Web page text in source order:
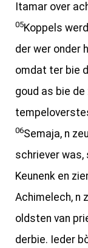
Itamar over
05Koppels
der wer onder
omdat ter bie
goud as bie
06Semaja, n
schriever was,
Keunenk en
Achimelech, n
oldsten van
derbie. Ieder